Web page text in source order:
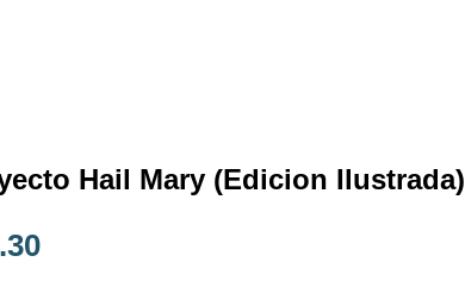
Hail Mary (Edicion Ilustrada)